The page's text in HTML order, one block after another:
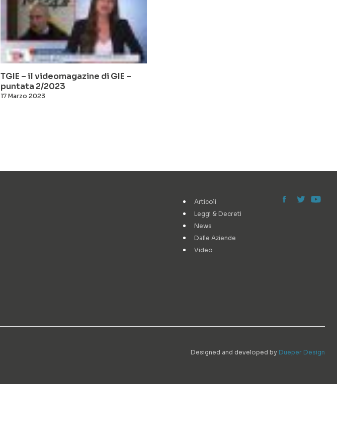
TGIE – il videomagazine di GIE –
puntata 2/2023
17 Marzo 2023
Articoli
Leggi & Decreti
News
Dalle Aziende
Video
Designed and developed by Dueper Design